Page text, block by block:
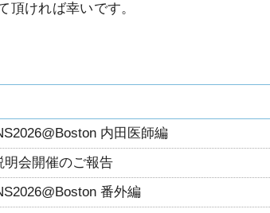
頂ければ幸いです。
内田医師編
明会開催のご報告
番外編